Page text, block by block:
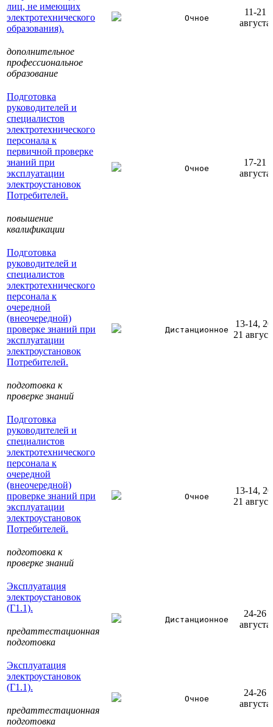
лиц, не имеющих
электротехнического
образования).
дополнительное
профессиональное
образование
Очное
11-21
августа
Подготовка
руководителей и
специалистов
электротехнического
персонала к
первичной проверке
знаний при
эксплуатации
электроустановок
Потребителей.
повышение
квалификации
Очное
17-21
августа
Подготовка
руководителей и
специалистов
электротехнического
персонала к
очередной
(внеочередной)
проверке знаний при
эксплуатации
электроустановок
Потребителей.
подготовка к
проверке знаний
Дистанционное
13-14,
21
Подготовка
руководителей и
специалистов
электротехнического
персонала к
очередной
(внеочередной)
проверке знаний при
эксплуатации
электроустановок
Потребителей.
подготовка к
проверке знаний
Очное
13-14,
21
Эксплуатация
электроустановок
(Г1.1).
предаттестационная
подготовка
Дистанционное
24-26
августа
Эксплуатация
электроустановок
(Г1.1).
предаттестационная
подготовка
Очное
24-26
августа